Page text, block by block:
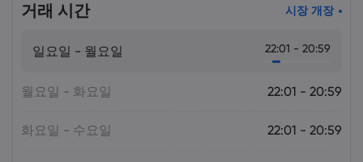
거래 시간 시장 개장
일요일 - 월요일 22:01 - 20:59
월요일 - 화요일 22:01 - 20:59
화요일 - 수요일 22:01 - 20:59